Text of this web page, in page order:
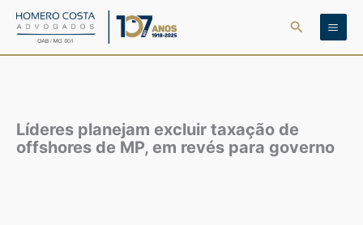
para
Pesquisar
Líderes planejam excluir taxação de
offshores de MP, em revés para governo